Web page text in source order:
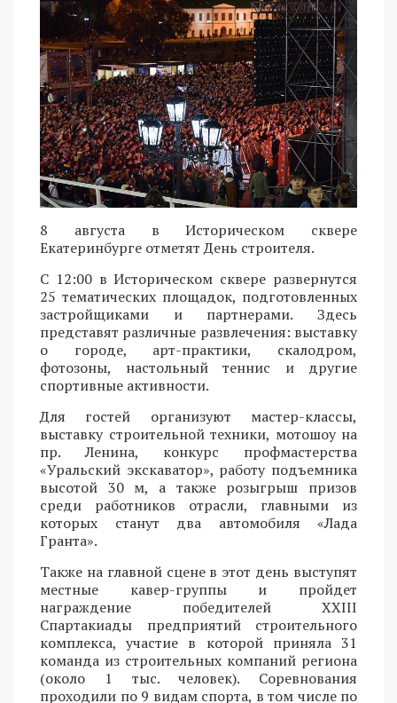
8 августа в Историческом сквере
Екатеринбурге отметят День строителя.
С 12:00 в Историческом сквере развернутся
25 тематических площадок, подготовленных
застройщиками и партнерами. Здесь
представят различные развлечения: выставку
о городе, арт-практики, скалодром,
фотозоны, настольный теннис и другие
спортивные активности.
Для гостей организуют мастер-классы,
выставку строительной техники, мотошоу на
пр. Ленина, конкурс профмастерства
«Уральский экскаватор», работу подъемника
высотой 30 м, а также розыгрыш призов
среди работников отрасли, главными из
которых станут два автомобиля «Лада
Гранта».
Также на главной сцене в этот день выступят
местные кавер-группы и пройдет
награждение победителей XXIII
Спартакиады предприятий строительного
комплекса, участие в которой приняла 31
команда из строительных компаний региона
(около 1 тыс. человек). Соревнования
проходили по 9 видам спорта, в том числе по